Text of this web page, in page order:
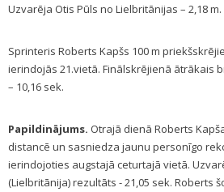
Uzvarēja Otis Pūls no Lielbritānijas – 2,18 m.
Sprinteris Roberts Kapšs 100 m
ierindojās 21.vietā. Finālskrējienā ātrākais
– 10,16 sek.
Papildinājums. Otrajā dienā Roberts
distancē un sasniedza jaunu personīgo
ierindojoties augstajā ceturtajā vietā.
(Lielbritānija) rezultāts - 21,05 sek. Roberts